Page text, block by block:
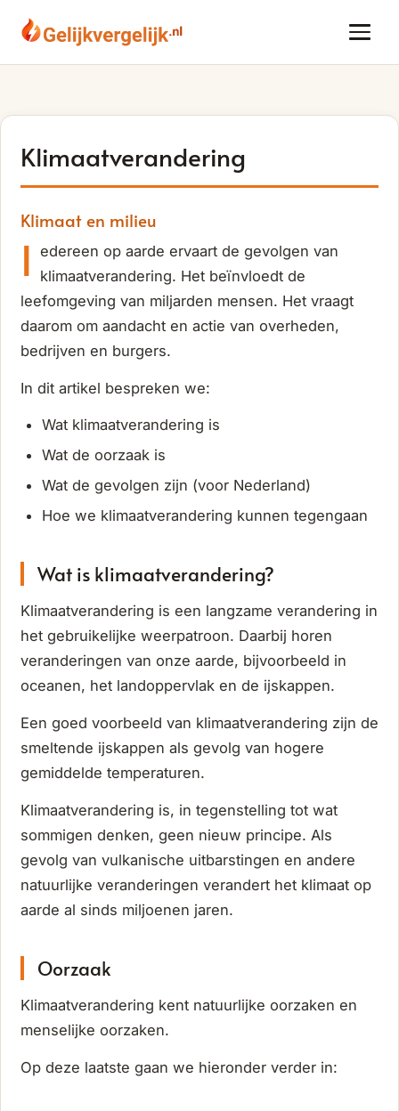
Klimaatverandering
Klimaat en milieu
I edereen op aarde ervaart de gevolgen van
klimaatverandering. Het beïnvloedt de
leefomgeving van miljarden mensen. Het vraagt
daarom om aandacht en actie van overheden,
bedrijven en burgers.
In dit artikel bespreken we:
Wat klimaatverandering is
Wat de oorzaak is
Wat de gevolgen zijn (voor Nederland)
Hoe we klimaatverandering kunnen tegengaan
Wat is klimaatverandering?
Klimaatverandering is een langzame verandering in
het gebruikelijke weerpatroon. Daarbij horen
veranderingen van onze aarde, bijvoorbeeld in
oceanen, het landoppervlak en de ijskappen.
Een goed voorbeeld van klimaatverandering zijn de
smeltende ijskappen als gevolg van hogere
gemiddelde temperaturen.
Klimaatverandering is, in tegenstelling tot wat
sommigen denken, geen nieuw principe. Als
gevolg van vulkanische uitbarstingen en andere
natuurlijke veranderingen verandert het klimaat op
aarde al sinds miljoenen jaren.
Oorzaak
Klimaatverandering kent natuurlijke oorzaken en
menselijke oorzaken.
Op deze laatste gaan we hieronder verder in: